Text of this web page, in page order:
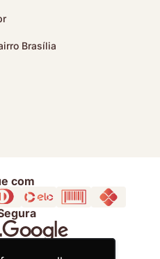
Brasília
com